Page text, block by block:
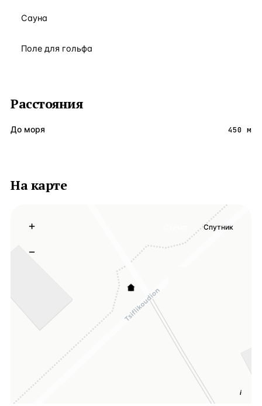
Сауна
Поле для гольфа
Расстояния
До моря 450 м
На карте
i
+
−
Спутник